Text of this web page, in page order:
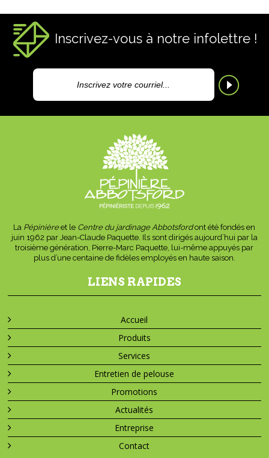
Inscrivez-vous à notre infolettre !
La Pépinièreet le Centre du jardinage Abbotsfordont été fondés en
juin 1962 par Jean-Claude Paquette. Ils sont dirigés aujourd’hui par la
troisième génération, Pierre-Marc Paquette, lui-même appuyés par
plus d’une centaine de fidèles employés en haute saison.
LIENS RAPIDES
Accueil
Produits
Services
Entretien de pelouse
Promotions
Actualités
Entreprise
Contact